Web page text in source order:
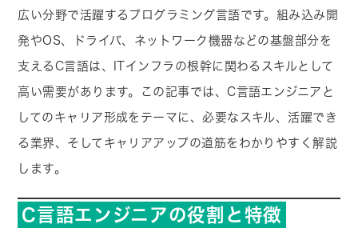
広い分野で活躍するプログラミング言語です。組み込み開
発やOS、ドライバ、ネットワーク機器などの基盤部分を
支えるC言語は、ITインフラの根幹に関わるスキルとして
高い需要があります。この記事では、C言語エンジニアと
してのキャリア形成をテーマに、必要なスキル、活躍でき
る業界、そしてキャリアアップの道筋をわかりやすく解説
します。
C言語エンジニアの役割と特徴